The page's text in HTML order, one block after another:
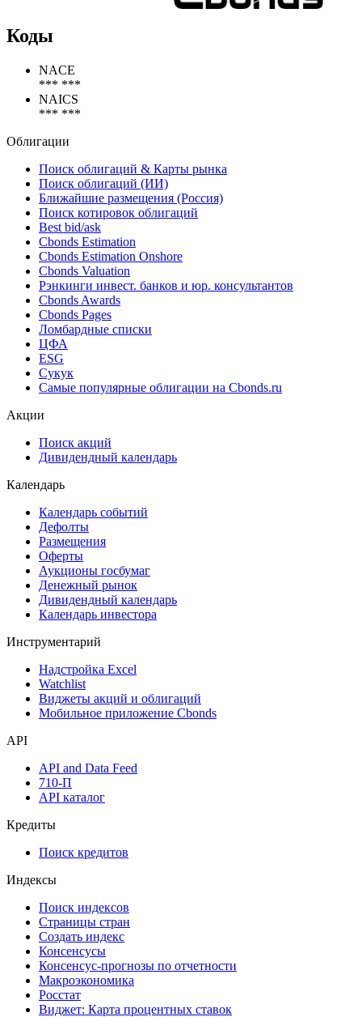
Коды
NACE
*** ***
NAICS
*** ***
Облигации
Поиск облигаций & Карты рынка
Поиск облигаций (ИИ)
Ближайшие размещения (Россия)
Поиск котировок облигаций
Best bid/ask
Cbonds Estimation
Cbonds Estimation Onshore
Cbonds Valuation
Рэнкинги инвест. банков и юр. консультантов
Cbonds Awards
Cbonds Pages
Ломбардные списки
ЦФА
ESG
Сукук
Самые популярные облигации на Cbonds.ru
Акции
Поиск акций
Дивидендный календарь
Календарь
Календарь событий
Дефолты
Размещения
Оферты
Аукционы госбумаг
Денежный рынок
Дивидендный календарь
Календарь инвестора
Инструментарий
Надстройка Excel
Watchlist
Виджеты акций и облигаций
Мобильное приложение Cbonds
API
API and Data Feed
710-П
API каталог
Кредиты
Поиск кредитов
Индексы
Поиск индексов
Страницы стран
Создать индекс
Консенсусы
Консенсус-прогнозы по отчетности
Макроэкономика
Росстат
Виджет: Карта процентных ставок